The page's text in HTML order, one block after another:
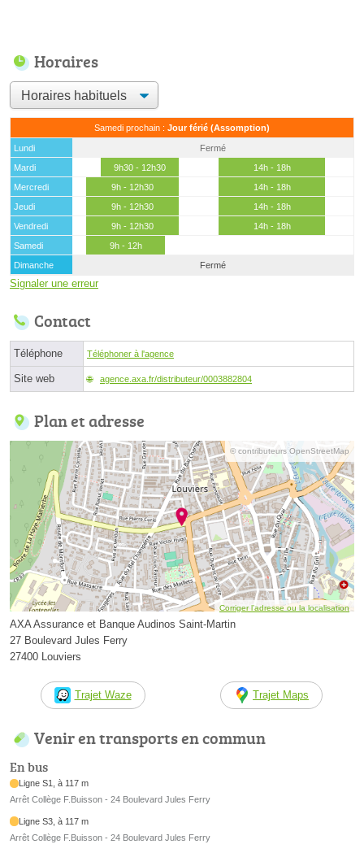
Horaires
Samedi prochain : Jour férié (Assomption)
Lundi
Fermé
Mardi
9h30 - 12h30
14h - 18h
Mercredi
9h - 12h30
14h - 18h
Jeudi
9h - 12h30
14h - 18h
Vendredi
9h - 12h30
14h - 18h
Samedi
9h - 12h
Dimanche
Fermé
Signaler une erreur
Contact
Téléphone Téléphoner à l'agence
Site web agence.axa.fr/distributeur/0003882804
Plan et adresse
© contributeurs OpenStreetMap
Corriger l’adresse ou la localisation
AXA Assurance et Banque Audinos Saint-Martin
27 Boulevard Jules Ferry
27400 Louviers
Trajet Waze Trajet Maps
Venir en transports en commun
En bus
Ligne S1, à 117 m
Arrêt Collège F.Buisson - 24 Boulevard Jules Ferry
Ligne S3, à 117 m
Arrêt Collège F.Buisson - 24 Boulevard Jules Ferry